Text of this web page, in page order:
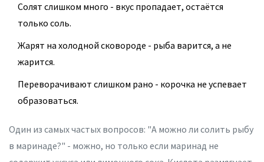
Солят слишком много - вкус пропадает, остаётся
только соль.
Жарят на холодной сковороде - рыба варится, а не
жарится.
Переворачивают слишком рано - корочка не успевает
образоваться.
Один из самых частых вопросов: "А можно ли солить рыбу
в маринаде?" - можно, но только если маринад не